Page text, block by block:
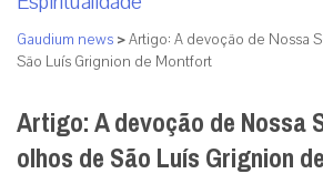
Gaudium news >Artigo: A devoção de Nossa
São Luís Grignion de Montfort
Artigo: A devoção de Nossa
olhos de São Luís Grignion